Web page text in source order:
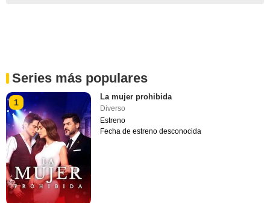
Series más populares
1
La mujer prohibida
Diverso
Estreno
Fecha de estreno desconocida